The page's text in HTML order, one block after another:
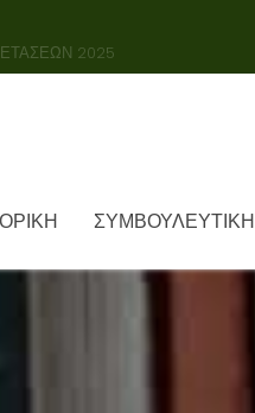
ΓΛΩΣΣΑΣ 2023-2024
ΣΥΜΒΟΥΛΕΥΤΙΚΗ